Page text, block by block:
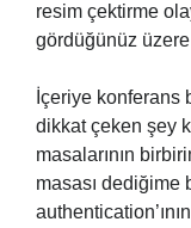
resim çektirme
gördüğünüz
İçeriye konferans
dikkat çeken şey
masalarının
masası dediğime